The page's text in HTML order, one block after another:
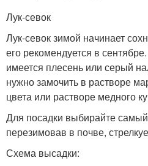
Лук-севок
Лук-севок зимой начинает
его рекомендуется в
имеется плесень или серый
нужно замочить в растворе
цвета или растворе медного
Для посадки выбирайте
перезимовав в почве,
Схема высадки: